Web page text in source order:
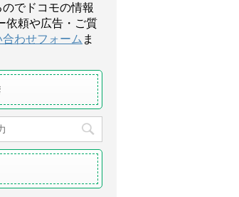
でドコモの情報
依頼や広告・ご質
合わせフォーム ま